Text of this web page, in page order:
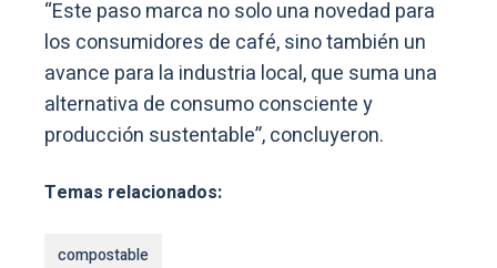
“Este paso marca no solo una novedad para
los consumidores de café, sino también un
avance para la industria local, que suma una
alternativa de consumo consciente y
producción sustentable”, concluyeron.
Temas relacionados:
compostable